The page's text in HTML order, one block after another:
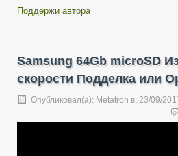
Поддержи автора
Samsung 64Gb microSD
скорости Подделка или
Опубликовал(а): Metatron в: 23/09/